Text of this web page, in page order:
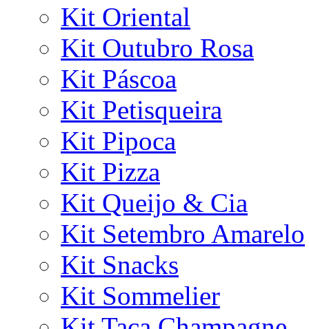
Kit Oriental
Kit Outubro Rosa
Kit Páscoa
Kit Petisqueira
Kit Pipoca
Kit Pizza
Kit Queijo & Cia
Kit Setembro Amarelo
Kit Snacks
Kit Sommelier